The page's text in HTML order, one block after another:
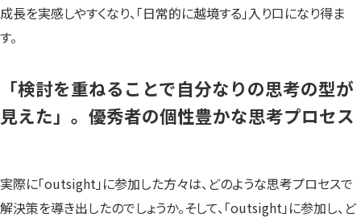
成長を実感しやすくなり、「日常的に越境する」入り口になり得ま
す。
「検討を重ねることで自分なりの思考の型が
見えた」。優秀者の個性豊かな思考プロセス
実際に「outsight」に参加した方々は、どのような思考プロセスで
解決策を導き出したのでしょうか。そして、「outsight」に参加し、ど